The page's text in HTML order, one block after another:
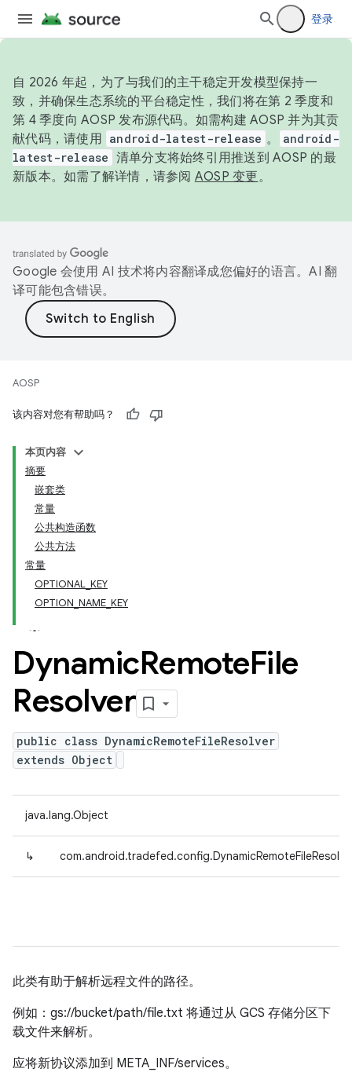
登录
自 2026 年起，为了与我们的主干稳定开发模型保持一
致，并确保生态系统的平台稳定性，我们将在第 2 季度和
第 4 季度向 AOSP 发布源代码。如需构建 AOSP 并为其贡
献代码，请使用 android-latest-release 。
android-
latest-release 清单分支将始终引用推送到 AOSP 的最
新版本。如需了解详情，请参阅 AOSP 变更。
Google 会使用 AI 技术将内容翻译成您偏好的语言。AI 翻
译可能包含错误。
AOSP
该内容对您有帮助吗？
本页内容
摘要
嵌套类
常量
公共构造函数
公共方法
常量
OPTIONAL_KEY
OPTION_NAME_KEY
DynamicRemoteFile
Resolver
public class DynamicRemoteFileResolver
extends Object
java.lang.Object
↳
此类有助于解析远程文件的路径。
例如：gs://bucket/path/file.txt 将通过从 GCS 存储分区下
载文件来解析。
应将新协议添加到 META_INF/services。